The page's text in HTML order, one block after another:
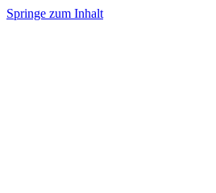
Springe zum Inhalt